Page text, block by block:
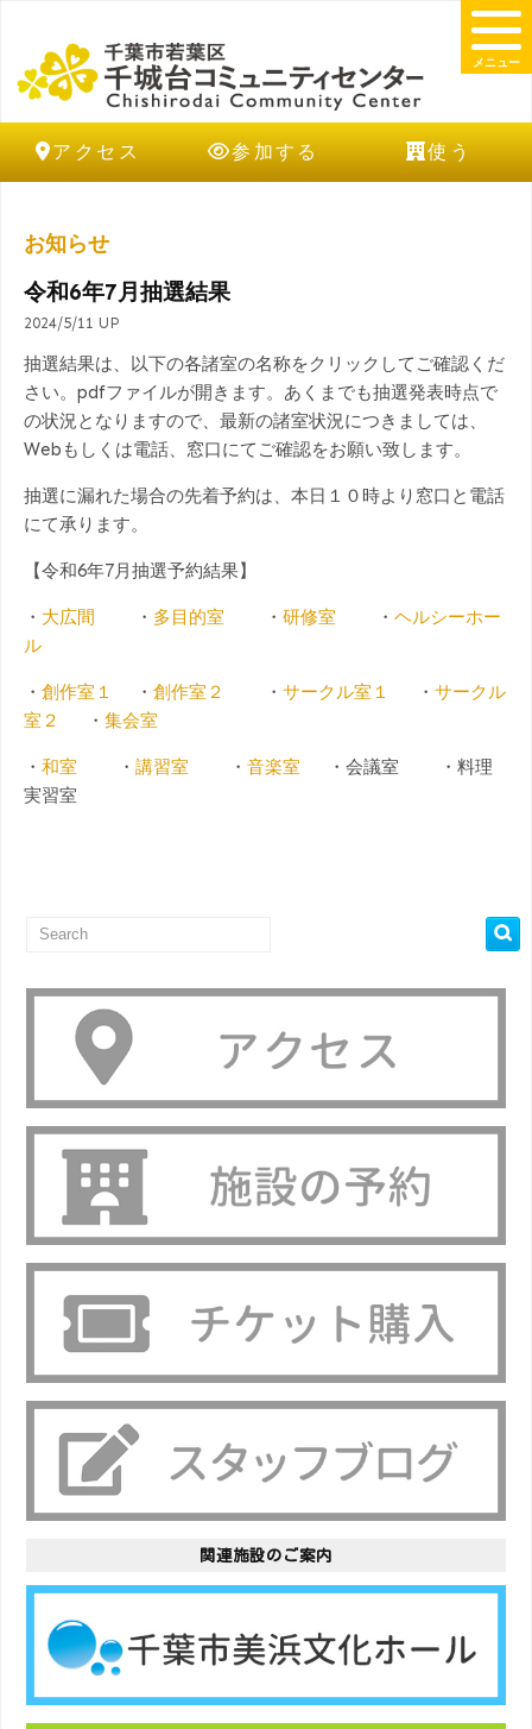
アクセス 参加する 使う
メニュー
お知らせ
令和6年7月抽選結果
2024/5/11 UP
抽選結果は、以下の各諸室の名称をクリックしてご確認くだ
さい。pdfファイルが開きます。あくまでも抽選発表時点で
の状況となりますので、最新の諸室状況につきましては、
Webもしくは電話、窓口にてご確認をお願い致します。
抽選に漏れた場合の先着予約は、本日１０時より窓口と電話
にて承ります。
【令和6年7月抽選予約結果】
・ 大広間 ・ 多目的室 ・ 研修室 ・ ヘルシーホー
ル
・ 創作室１ ・ 創作室２ ・ サークル室１ ・ サークル
室２
・ 集会室
・ 和室 ・ 講習室 ・ 音楽室 ・会議室 ・料理
実習室
関連施設のご案内